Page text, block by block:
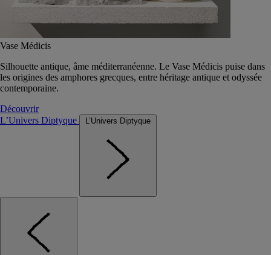
Vase Médicis
Silhouette antique, âme méditerranéenne. Le Vase Médicis puise dans
les origines des amphores grecques, entre héritage antique et odyssée
contemporaine.
Découvrir
L’Univers Diptyque
L’Univers Diptyque